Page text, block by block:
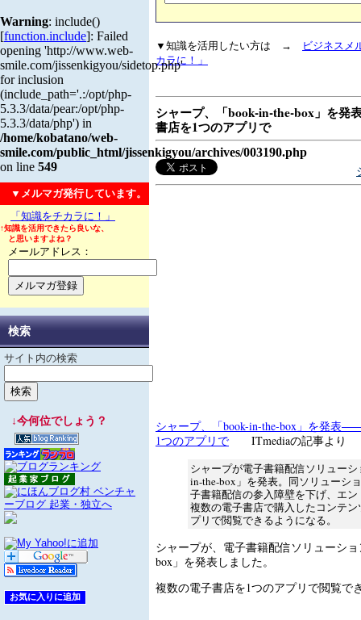
▼知識を活用したい方は →
ビジネスメ
カラに！」
シャープ、「book-in-the-box」を
書店を1つのアプリで
シャープ、「book-in-the-box」を発表
1つのアプリで ITmediaの記事より
シャープが電子書籍配信ソリューシ
in-the-box」を発表。同ソリューシ
子書籍配信の参入障壁を下げ、エ
複数の電子書店で購入したコンテ
プリで閲覧できるようになる。
シャープが、電子書籍配信ソリューショ
box」を発表しました。
複数の電子書店を1つのアプリで閲覧で
Warning: include()
[function.include]: Failed
opening 'http://www.web-
smile.com/jissenkigyou/sidetop.php'
for inclusion
(include_path='.:/opt/php-
5.3.3/data/pear:/opt/php-
5.3.3/data/php') in
/home/kobatano/web-
smile.com/public_html/jissenkigyou/archives/003190.php
on line 549
▼メルマガ発行しています。
「知識をチカラに！」
↑知識を活用できたら良いな、
と思いますよね？
メールアドレス：
検索
サイト内の検索
↓今何位でしょう？